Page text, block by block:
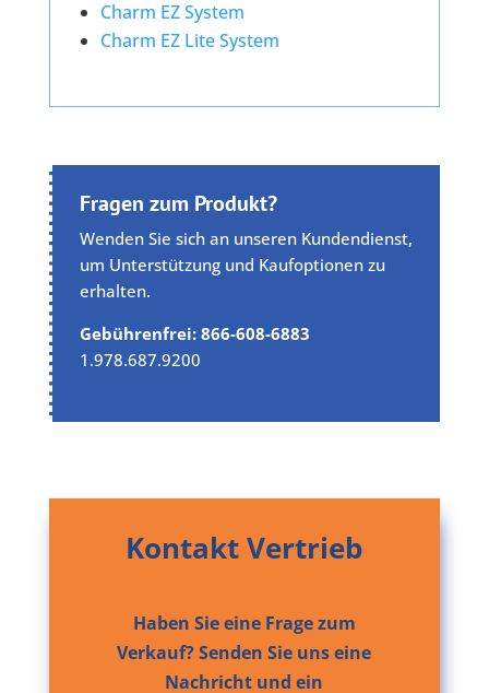
Charm EZ System
Charm EZ Lite System
Fragen zum Produkt?
Wenden Sie sich an unseren Kundendienst,
um Unterstützung und Kaufoptionen zu
erhalten.
Gebührenfrei: 866-608-6883
1.978.687.9200
Kontakt Vertrieb
Haben Sie eine Frage zum
Verkauf? Senden Sie uns eine
Nachricht und ein